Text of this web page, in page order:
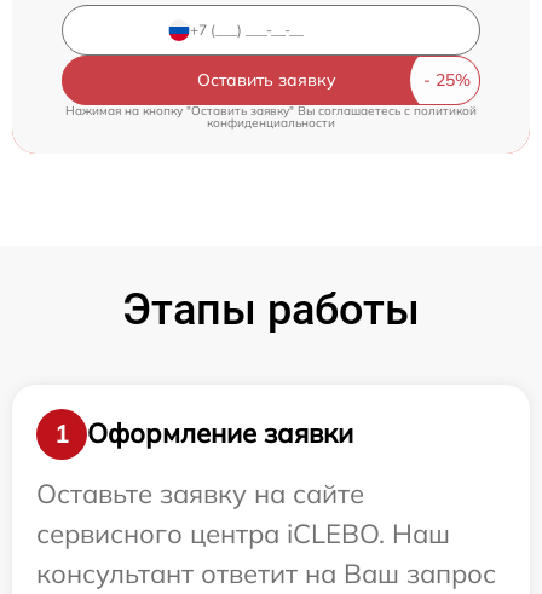
Оставить заявку
Нажимая на кнопку "Оставить заявку" Вы соглашаетесь cполитикой
конфиденциальности
Этапы работы
1
Оформление заявки
Оставьте заявку на сайте
сервисного центра iCLEBO. Наш
консультант ответит на Ваш запрос